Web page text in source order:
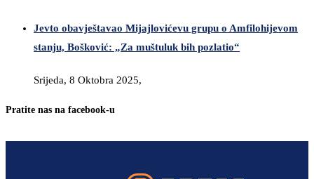
Jevto obavještavao Mijajlovićevu grupu o Amfilohijevom
stanju, Bošković: „Za muštuluk bih pozlatio“
Srijeda, 8 Oktobra 2025,
Pratite nas na facebook-u